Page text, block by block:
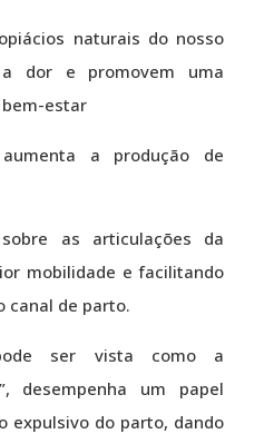
naturais do nosso
dor e promovem uma
estar
a produção de
as articulações da
mobilidade e facilitando
canal de parto.
ser vista como a
desempenha um papel
expulsivo do parto, dando